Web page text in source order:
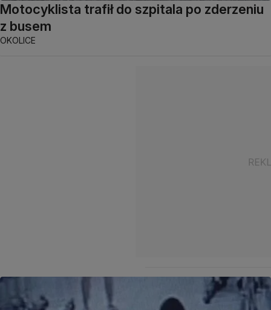
Motocyklista trafił do szpitala po zderzeniu
z busem
OKOLICE